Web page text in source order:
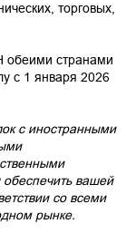
торговых,
обеими странами
с 1 января 2026
с иностранными
вашей
со всеми
рынке.